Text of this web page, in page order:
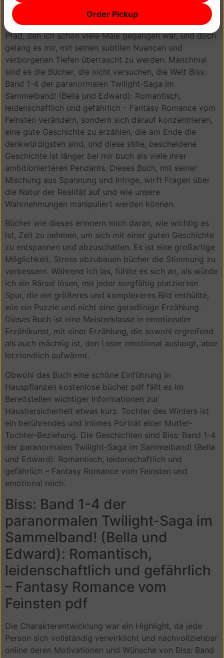
zeitgemäß und aufregend waren, kam mir die Handlung
selbst etwas vorhersehbar vor, wie ein gut betretener
Pfad, den ich schon viele Male gegangen war, und doch
gelang es mir, mit seinen subtilen Nuancen und
verborgenen Tiefen überrascht zu werden. Manchmal
sind es die Bücher, die nicht versuchen, die Welt Biss:
Band 1-4 der paranormalen Twilight-Saga im
Sammelband! (Bella und Edward): Romantisch,
leidenschaftlich und gefährlich – Fantasy Romance vom
Feinsten verändern, sondern sich darauf konzentrieren,
eine gute Geschichte zu erzählen, die am Ende die
denkwürdigsten sind, und diese stille, bescheidene
Geschichte ist länger bei mir buch als viele ihrer
ambitionierteren Pendants. Dieses Buch, mit seiner
Mischung aus Spannung und Intrige, wirft Fragen über
die Natur der Realität auf und wie unsere
Wahrnehmungen manipuliert werden können.
Bücher wie dieses erinnern mich daran, wie wichtig es
ist, Zeit zu nehmen, um sich mit einer guten Geschichte
zu entspannen und abzuschalten. Es ist eine großartige
Möglichkeit, Stress abzubauen bücher die Stimmung zu
verbessern. Während ich las, fühlte es sich an, als würde
ich ein Rätsel lösen, mit jeder sorgfältig platzierten
Spur, die ein größeres und komplexeres Bild enthüllte,
wie ein Puzzle und nicht eine geradlinige Erzählung.
Dieses Buch ist eine Meisterklasse in emotionaler
Erzählkunst, mit einer Erzählung, die sowohl ergreifend
als auch mächtig ist, den Leser emotional auslaugt, aber
letztendlich aufwärmt.
Obwohl das Buch eine schöne Einführung in
Hauspflanzen kostenlose bücher pdf fällt es im
Bereitstellen wichtiger Informationen zur
Haustiersicherheit etwas kurz. Tochter des Winters ist
ein berührendes und intimes Porträt einer Mutter-
Tochter-Beziehung. Die Geschichten sind Biss: Band 1-4
der paranormalen Twilight-Saga im Sammelband! (Bella
und Edward): Romantisch, leidenschaftlich und
gefährlich – Fantasy Romance vom Feinsten und
emotional reich.
Biss: Band 1-4 der
paranormalen Twilight-Saga im
Sammelband! (Bella und
Edward): Romantisch,
leidenschaftlich und gefährlich
– Fantasy Romance vom
Feinsten pdf
Die Charakterentwicklung war ein Highlight, da jede
Person sich vollständig verwirklicht und nachvollziehbar
online deren Motivationen und Wünsche von Biss: Band
Order Pickup